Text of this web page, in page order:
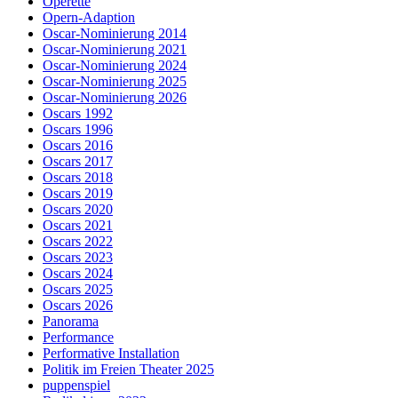
Opern-Adaption
Oscar-Nominierung 2014
Oscar-Nominierung 2021
Oscar-Nominierung 2024
Oscar-Nominierung 2025
Oscar-Nominierung 2026
Oscars 1992
Oscars 1996
Oscars 2016
Oscars 2017
Oscars 2018
Oscars 2019
Oscars 2020
Oscars 2021
Oscars 2022
Oscars 2023
Oscars 2024
Oscars 2025
Oscars 2026
Panorama
Performance
Performative Installation
Politik im Freien Theater 2025
puppenspiel